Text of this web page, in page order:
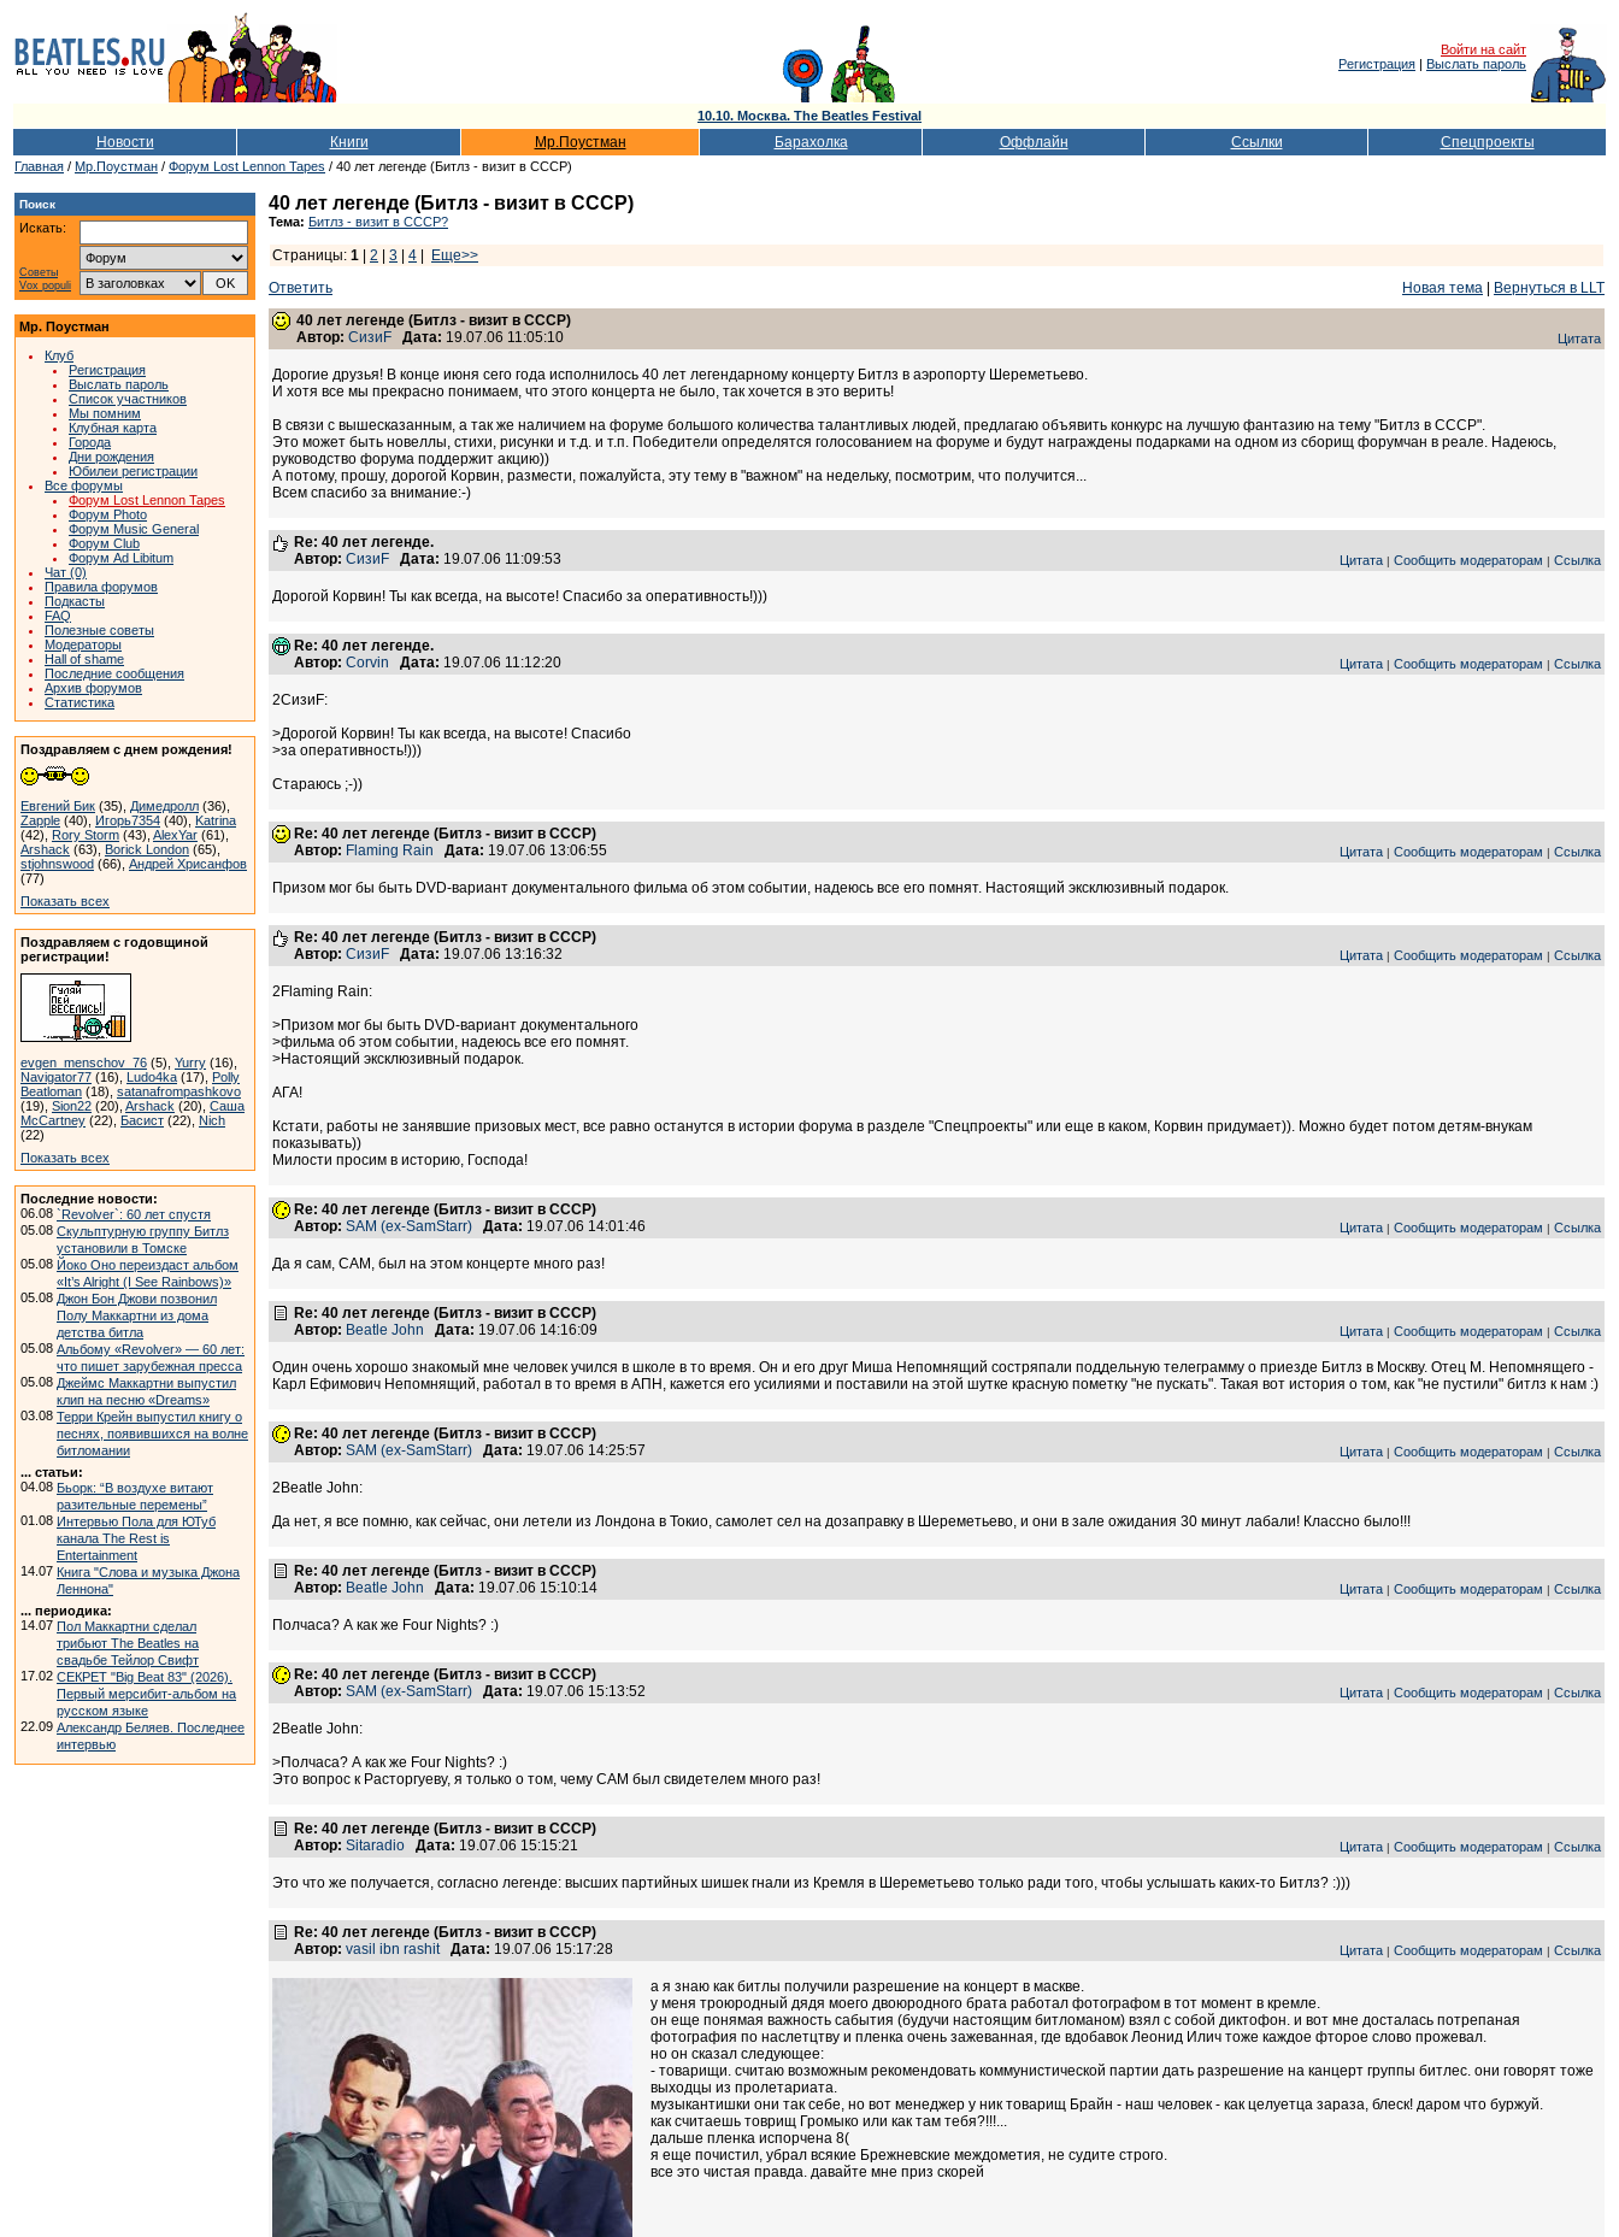
Войти на сайт
Регистрация | Выслать пароль
10.10. Москва. The Beatles Festival
Новости Книги Мр.Поустман Барахолка Оффлайн Ссылки Спецпроекты
Главная / Мр.Поустман / Форум Lost Lennon Tapes / 40 лет легенде (Битлз - визит в СССР)
Поиск
Искать:
Советы
Vox populi
Мр. Поустман
Клуб
Регистрация
Выслать пароль
Список участников
Мы помним
Клубная карта
Города
Дни рождения
Юбилеи регистрации
Все форумы
Форум Lost Lennon Tapes
Форум Photo
Форум Music General
Форум Club
Форум Ad Libitum
Чат (0)
Правила форумов
Подкасты
FAQ
Полезные советы
Модераторы
Hall of shame
Последние сообщения
Архив форумов
Статистика
Поздравляем с днем рождения!
Евгений Бик (35), Димедролл (36),
Zapple (40), Игорь7354 (40), Katrina
(42), Rory Storm (43), AlexYar (61),
Arshack (63), Borick London (65),
stjohnswood (66), Андрей Хрисанфов
(77)
Показать всех
Поздравляем с годовщиной
регистрации!
evgen_menschov_76 (5), Yurry (16),
Navigator77 (16), Ludo4ka (17), Polly
Beatloman (18), satanafrompashkovo
(19), Sion22 (20), Arshack (20), Саша
McCartney (22), Басист (22), Nich
(22)
Показать всех
Последние новости:
06.08 `Revolver`: 60 лет спустя
05.08 Скульптурную группу Битлз
установили в Томске
05.08 Йоко Оно переиздаст альбом
«It’s Alright (I See Rainbows)»
05.08 Джон Бон Джови позвонил
Полу Маккартни из дома
детства битла
05.08 Альбому «Revolver» — 60 лет:
что пишет зарубежная пресса
05.08 Джеймс Маккартни выпустил
клип на песню «Dreams»
03.08 Терри Крейн выпустил книгу о
песнях, появившихся на волне
битломании
... статьи:
04.08 Бьорк: “В воздухе витают
разительные перемены”
01.08 Интервью Пола для ЮТуб
канала The Rest is
Entertainment
14.07 Книга "Слова и музыка Джона
Леннона"
... периодика:
14.07 Пол Маккартни сделал
трибьют The Beatles на
свадьбе Тейлор Свифт
17.02 СЕКРЕТ "Big Beat 83" (2026).
Первый мерсибит-альбом на
русском языке
22.09 Александр Беляев. Последнее
интервью
40 лет легенде (Битлз - визит в СССР)
Тема: Битлз - визит в СССР?
Страницы: 1 2 3 4
Еще>>
Ответить
Новая тема
Вернуться в LLT
40 лет легенде (Битлз - визит в СССР)
Автор: СизиF Дата: 19.07.06 11:05:10 Цитата
Дорогие друзья! В конце июня сего года исполнилось 40 лет легендарному концерту Битлз в аэропорту Шереметьево.
И хотя все мы прекрасно понимаем, что этого концерта не было, так хочется в это верить!
В связи с вышесказанным, а так же наличием на форуме большого количества талантливых людей, предлагаю объявить конкурс на лучшую фантазию на тему "Битлз в СССР".
Это может быть новеллы, стихи, рисунки и т.д. и т.п. Победители определятся голосованием на форуме и будут награждены подарками на одном из сборищ форумчан в реале. Надеюсь,
руководство форума поддержит акцию))
А потому, прошу, дорогой Корвин, размести, пожалуйста, эту тему в "важном" на недельку, посмотрим, что получится...
Всем спасибо за внимание:-)
Re: 40 лет легенде.
Автор: СизиF Дата: 19.07.06 11:09:53 Цитата | Сообщить модераторам | Ссылка
Дорогой Корвин! Ты как всегда, на высоте! Спасибо за оперативность!)))
Re: 40 лет легенде.
Автор: Corvin Дата: 19.07.06 11:12:20 Цитата | Сообщить модераторам | Ссылка
2СизиF:
>Дорогой Корвин! Ты как всегда, на высоте! Спасибо
>за оперативность!)))
Стараюсь ;-))
Re: 40 лет легенде (Битлз - визит в СССР)
Автор: Flaming Rain Дата: 19.07.06 13:06:55 Цитата | Сообщить модераторам | Ссылка
Призом мог бы быть DVD-вариант документального фильма об этом событии, надеюсь все его помнят. Настоящий эксклюзивный подарок.
Re: 40 лет легенде (Битлз - визит в СССР)
Автор: СизиF Дата: 19.07.06 13:16:32 Цитата | Сообщить модераторам | Ссылка
2Flaming Rain:
>Призом мог бы быть DVD-вариант документального
>фильма об этом событии, надеюсь все его помнят.
>Настоящий эксклюзивный подарок.
АГА!
Кстати, работы не занявшие призовых мест, все равно останутся в истории форума в разделе "Спецпроекты" или еще в каком, Корвин придумает)). Можно будет потом детям-внукам
показывать))
Милости просим в историю, Господа!
Re: 40 лет легенде (Битлз - визит в СССР)
Автор: SAM (ex-SamStarr) Дата: 19.07.06 14:01:46 Цитата | Сообщить модераторам | Ссылка
Да я сам, САМ, был на этом концерте много раз!
Re: 40 лет легенде (Битлз - визит в СССР)
Автор: Beatle John Дата: 19.07.06 14:16:09 Цитата | Сообщить модераторам | Ссылка
Один очень хорошо знакомый мне человек учился в школе в то время. Он и его друг Миша Непомнящий состряпали поддельную телеграмму о приезде Битлз в Москву. Отец М. Непомнящего -
Карл Ефимович Непомнящий, работал в то время в АПН, кажется его усилиями и поставили на этой шутке красную пометку "не пускать". Такая вот история о том, как "не пустили" битлз к нам :)
Re: 40 лет легенде (Битлз - визит в СССР)
Автор: SAM (ex-SamStarr) Дата: 19.07.06 14:25:57 Цитата | Сообщить модераторам | Ссылка
2Beatle John:
Да нет, я все помню, как сейчас, они летели из Лондона в Токио, самолет сел на дозаправку в Шереметьево, и они в зале ожидания 30 минут лабали! Классно было!!!
Re: 40 лет легенде (Битлз - визит в СССР)
Автор: Beatle John Дата: 19.07.06 15:10:14 Цитата | Сообщить модераторам | Ссылка
Полчаса? А как же Four Nights? :)
Re: 40 лет легенде (Битлз - визит в СССР)
Автор: SAM (ex-SamStarr) Дата: 19.07.06 15:13:52 Цитата | Сообщить модераторам | Ссылка
2Beatle John:
>Полчаса? А как же Four Nights? :)
Это вопрос к Расторгуеву, я только о том, чему САМ был свидетелем много раз!
Re: 40 лет легенде (Битлз - визит в СССР)
Автор: Sitaradio Дата: 19.07.06 15:15:21 Цитата | Сообщить модераторам | Ссылка
Это что же получается, согласно легенде: высших партийных шишек гнали из Кремля в Шереметьево только ради того, чтобы услышать каких-то Битлз? :)))
Re: 40 лет легенде (Битлз - визит в СССР)
Автор: vasil ibn rashit Дата: 19.07.06 15:17:28 Цитата | Сообщить модераторам | Ссылка
а я знаю как битлы получили разрешение на концерт в маскве.
у меня троюродный дядя моего двоюродного брата работал фотографом в тот момент в кремле.
он еще понямая важность сабытия (будучи настоящим битломаном) взял с собой диктофон. и вот мне досталась потрепаная
фотография по наслетцтву и пленка очень зажеванная, где вдобавок Леонид Илич тоже каждое фторое слово прожевал.
но он сказал следующее:
- товарищи. считаю возможным рекомендовать коммунистической партии дать разрешение на канцерт группы битлес. они говорят тоже
выходцы из пролетариата.
музыкантишки они так себе, но вот менеджер у ник товарищ Брайн - наш человек - как целуетца зараза, блеск! даром что буржуй.
как считаешь товрищ Громыко или как там тебя?!!!...
дальше пленка испорчена 8(
я еще почистил, убрал всякие Брежневские междометия, не судите строго.
все это чистая правда. давайте мне приз скорей